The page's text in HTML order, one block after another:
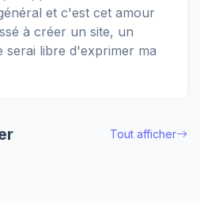
et c'est cet amour
à créer un site, un
serai libre d'exprimer ma
Tout afficher